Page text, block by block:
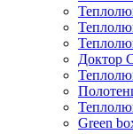
Доктор
Green